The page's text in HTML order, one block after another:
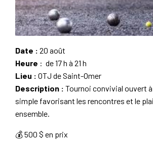
Date : 20 août
Heure : de 17 h à 21 h
Lieu : OTJ de Saint-Omer
Description : Tournoi convivial ouvert
simple favorisant les rencontres et le
ensemble.
💰 500 $ en prix